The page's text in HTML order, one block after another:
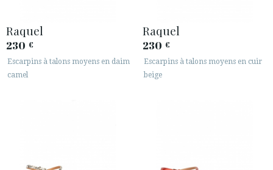
Raquel
230 €
Escarpins à talons moyens en daim
camel
Raquel
230 €
Escarpins à talons moyens en cuir
beige